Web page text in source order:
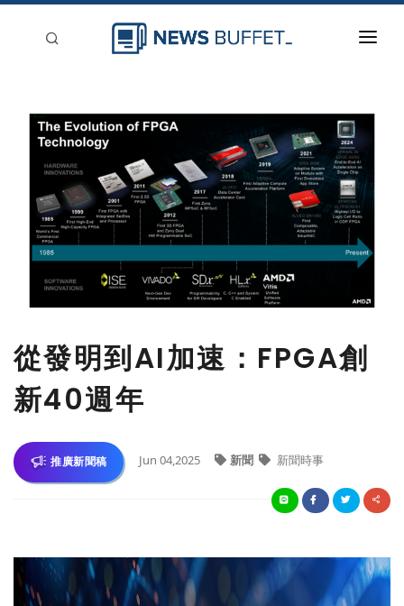
新聞稿分類
刊登
從發明到AI加速：FPGA創
新40週年
推廣新聞稿 Jun 04,2025 新聞 新聞時事